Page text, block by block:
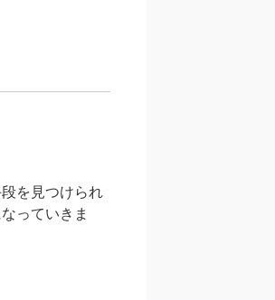
を見つけられ
っていきま